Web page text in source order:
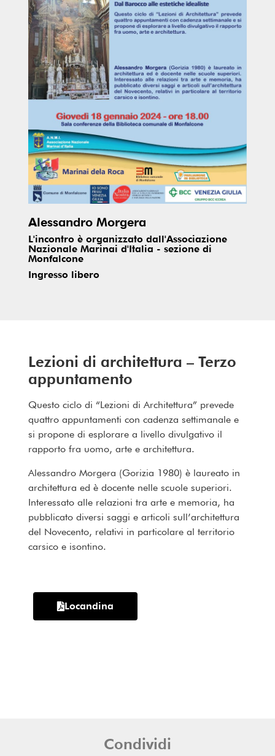
Alessandro Morgera
L'incontro è organizzato dall'Associazione
Nazionale Marinai d'Italia - sezione di
Monfalcone
Ingresso libero
Lezioni di architettura – Terzo
appuntamento
Questo ciclo di “Lezioni di Architettura” prevede
quattro appuntamenti con cadenza settimanale e
si propone di esplorare a livello divulgativo il
rapporto fra uomo, arte e architettura.
Alessandro Morgera (Gorizia 1980) è laureato in
architettura ed è docente nelle scuole superiori.
Interessato alle relazioni tra arte e memoria, ha
pubblicato diversi saggi e articoli sull’architettura
del Novecento, relativi in particolare al territorio
carsico e isontino.
Locandina
Condividi